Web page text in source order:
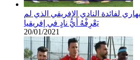
لفائدة النادي الإفريقي الذي لم
يَعْرِفْهُ أيُّ نادٍ في إفريقيا
20/01/2021